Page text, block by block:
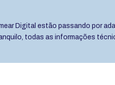
Digital estão passando por
todas as informações